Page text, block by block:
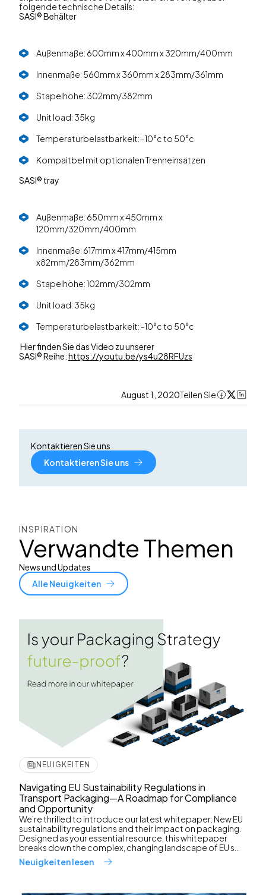
folgende technische Details:
SASI® Behälter
Außenmaße: 600mm x 400mm x 320mm/400mm
Innenmaße: 560mm x 360mm x 283mm/361mm
Stapelhöhe: 302mm/382mm
Unit load: 35kg
Temperaturbelastbarkeit: -10°c to 50°c
Kompaitbel mit optionalen Trenneinsätzen
SASI® tray
Außenmaße: 650mm x 450mm x
120mm/320mm/400mm
Innenmaße: 617mm x 417mm/415mm
x82mm/283mm/362mm
Stapelhöhe: 102mm/302mm
Unit load: 35kg
Temperaturbelastbarkeit: -10°c to 50°c
Hier finden Sie das Video zu unserer
SASI® Reihe:https://youtu.be/ys4u28RFUzs
August 1, 2020Teilen Sie
Kontaktieren Sie uns
Kontaktieren Sie uns
INSPIRATION
Verwandte Themen
News und Updates
Alle Neuigkeiten
NEUIGKEITEN
Navigating EU Sustainability Regulations in
Transport Packaging—A Roadmap for Compliance
and Opportunity
We’re thrilled to introduce our latest whitepaper: New EU
sustainability regulations and their impact on packaging.
Designed as your essential resource, this whitepaper
breaks down the complex, changing landscape of EU s...
Neuigkeiten lesen